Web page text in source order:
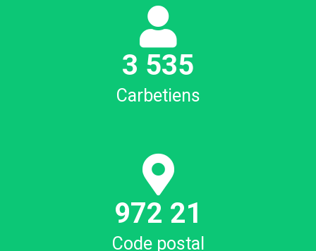
3 535
Carbetiens
972 21
Code postal